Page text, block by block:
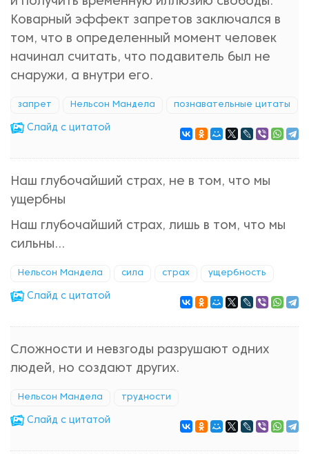
Коварный эффект запретов заключался в
том, что в определенный момент человек
начинал считать, что подавитель был не
снаружи, а внутри его.
запрет Нельсон Мандела познавательные цитаты
Cлайд с цитатой
Наш глубочайший страх, не в том, что мы
ущербны
Наш глубочайший страх, лишь в том, что мы
сильны...
Нельсон Мандела сила страх ущербность
Cлайд с цитатой
Сложности и невзгоды разрушают одних
людей, но создают других.
Нельсон Мандела трудности
Cлайд с цитатой